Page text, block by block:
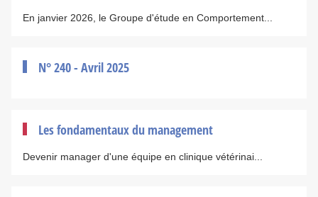
En janvier 2026, le Groupe d'étude en Comportement...
N° 240 - Avril 2025
Les fondamentaux du management
Devenir manager d'une équipe en clinique vétérinai...